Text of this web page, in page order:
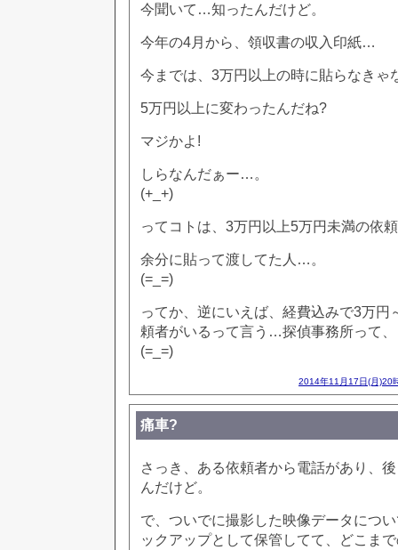
今聞いて…知ったんだけど。
今年の4月から、領収書の収入印紙…
今までは、3万円以上の時に貼らなきゃ
5万円以上に変わったんだね?
マジかよ!
しらなんだぁー…。
(+_+)
ってコトは、3万円以上5万円未満の依
余分に貼って渡してた人…。
(=_=)
ってか、逆にいえば、経費込みで3万円
頼者がいるって言う…探偵事務所って
(=_=)
2014年11月17日(月)20
痛車?
さっき、ある依頼者から電話があり、
んだけど。
で、ついでに撮影した映像データにつ
ックアップとして保管してて、どこま